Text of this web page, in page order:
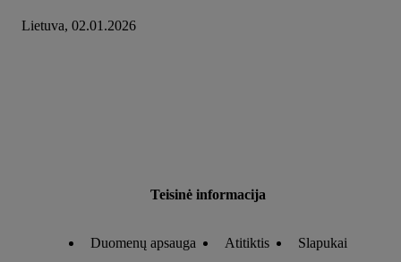
Lietuva, 02.01.2026
Teisinė informacija
Duomenų apsauga Atitiktis Slapukai